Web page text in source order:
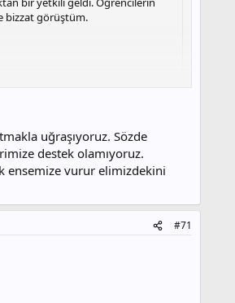
bizzat görüştüm.
bilgi sahibiymiş.
Muhakkak bir düzenleme
sevmemiş falan diye.
uğraşıyoruz. Sözde
destek olamıyoruz.
ensemize vurur elimizdekini
#71